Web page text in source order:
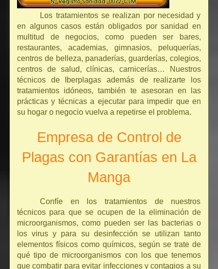
Los tratamientos se realizan por necesidad y
en algunos casos están obligados por sanidad en
multitud de negocios, como pueden ser bares,
restaurantes, academias, gimnasios, peluquerías,
centros de belleza, panaderías, guarderías, colegios,
centros de salud, clínicas, carnicerías… Nuestros
técnicos de Iberplagas además de realizarte los
tratamientos idóneos, también te asesoran en las
prácticas y técnicas a ejecutar para impedir que en
su hogar o negocio vuelva a repetirse el problema.
Empresa de Control de
Plagas con Garantías en La
Manga
Confíe en los tratamientos de nuestros
técnicos para que se ocupen de la eliminación de
microorganismos, como pueden ser las bacterias o
los virus y para su desinfección se utilizan tanto
elementos físicos como químicos, según se trate de
qué tipo de microorganismos con los que tenemos
que combatir para evitar infecciones y contagios a su